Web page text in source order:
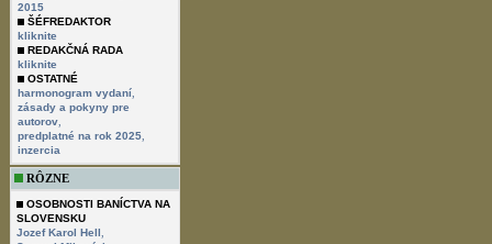
2015
ŠÉFREDAKTOR
kliknite
REDAKČNÁ RADA
kliknite
OSTATNÉ
harmonogram vydaní
zásady a pokyny pre
autorov
predplatné na rok 2025
inzercia
RÔZNE
OSOBNOSTI BANÍCTVA NA
SLOVENSKU
Jozef Karol Hell